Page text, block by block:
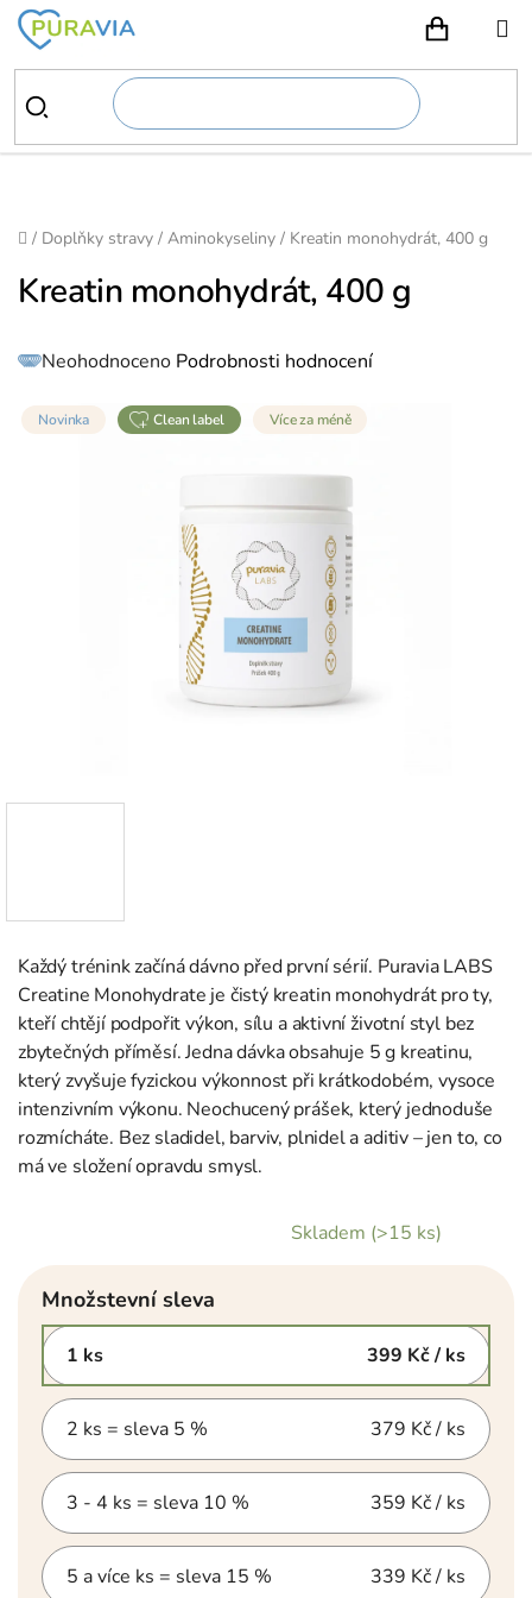
Přejít
obsah
Domů
/ Doplňky stravy / Aminokyseliny / Kreatin monohydrát, 400 g
Každý trénink začíná dávno před první sérií. Puravia LABS
Creatine Monohydrate je čistý kreatin monohydrát pro ty,
kteří chtějí podpořit výkon, sílu a aktivní životní styl bez
zbytečných příměsí. Jedna dávka obsahuje 5 g kreatinu,
který zvyšuje fyzickou výkonnost při krátkodobém, vysoce
intenzivním výkonu. Neochucený prášek, který jednoduše
rozmícháte. Bez sladidel, barviv, plnidel a aditiv – jen to, co
má ve složení opravdu smysl.
Skladem (>15 ks)
Množstevní sleva
1 ks 399 Kč/ ks
2 ks = sleva 5 % 379 Kč/ ks
3 - 4 ks = sleva 10 % 359 Kč/ ks
5 a více ks = sleva 15 % 339 Kč/ ks
Kreatin monohydrát, 400 g
Průměrné
hodnocení
0,0
Neohodnoceno Podrobnosti hodnocení
Novinka clean label Více za méně